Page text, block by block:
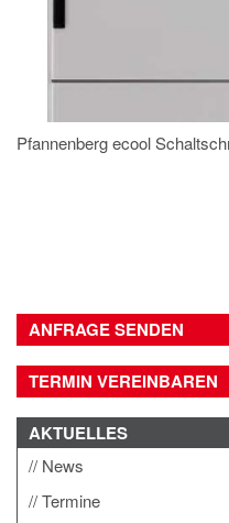
Pfannenberg ecool
ANFRAGE SENDEN
TERMIN VEREINBAREN
AKTUELLES
News
Termine